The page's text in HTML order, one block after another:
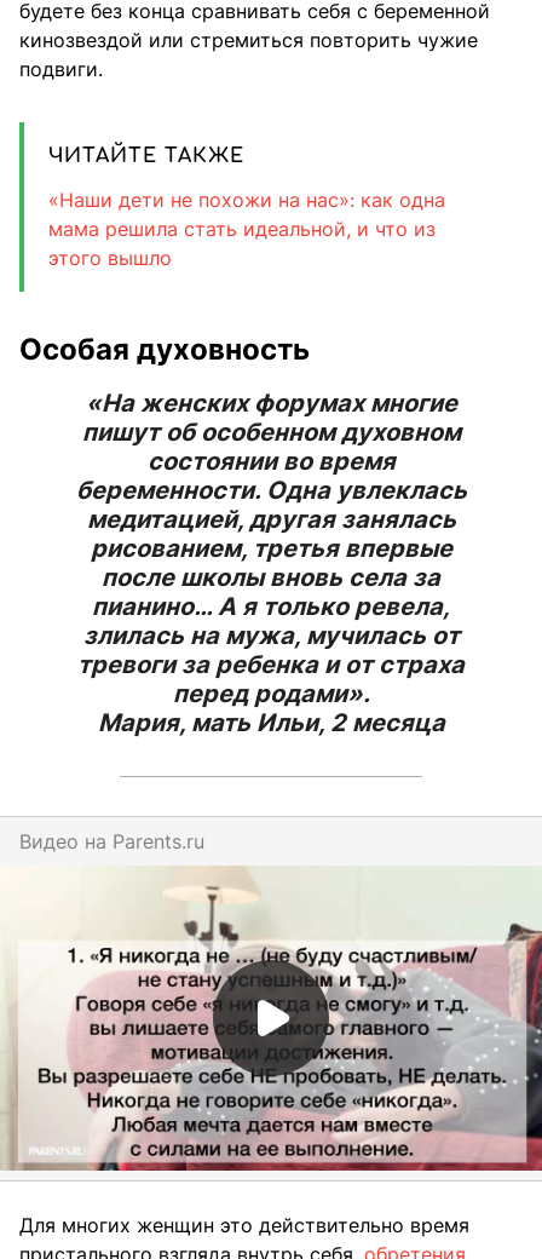
будете без конца сравнивать себя с беременной
кинозвездой или стремиться повторить чужие
подвиги.
ЧИТАЙТЕ ТАКЖЕ
«Наши дети не похожи на нас»: как одна
мама решила стать идеальной, и что из
этого вышло
Особая духовность
«На женских форумах многие
пишут об особенном духовном
состоянии во время
беременности. Одна увлеклась
медитацией, другая занялась
рисованием, третья впервые
после школы вновь села за
пианино… А я только ревела,
злилась на мужа, мучилась от
тревоги за ребенка и от страха
перед родами».
Мария, мать Ильи, 2 месяца
Видео на parents.ru
Для многих женщин это действительно время